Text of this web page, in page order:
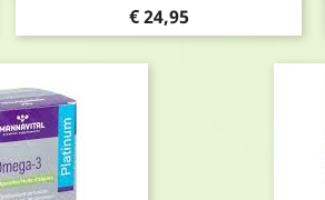
Prijs
€ 24,95